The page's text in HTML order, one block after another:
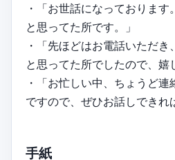
・「お世話になっております
と思ってた所です。」
・「先ほどはお電話いただき
と思ってた所でしたので、嬉
・「お忙しい中、ちょうど
ですので、ぜひお話しできれ
手紙